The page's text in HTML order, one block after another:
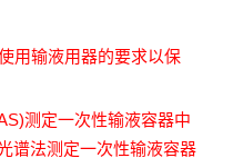
用输液用器的要求以保
测定一次性输液容器中
谱法测定一次性输液容器